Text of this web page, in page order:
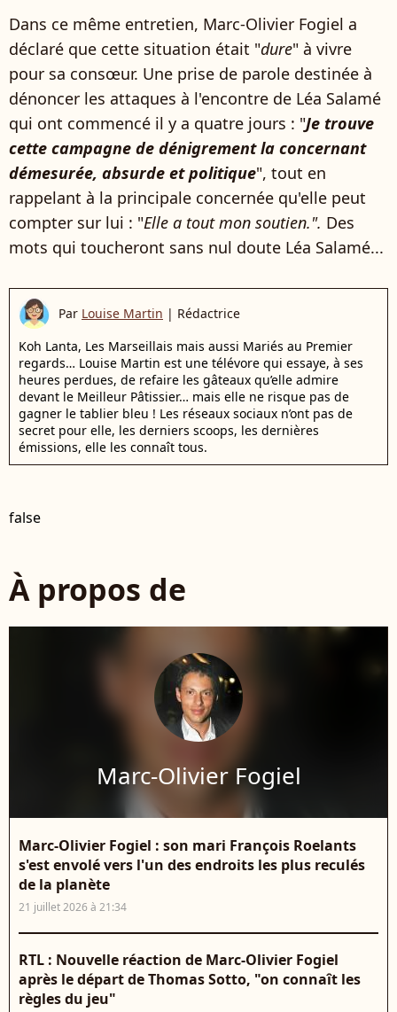
Dans ce même entretien, Marc-Olivier Fogiel a
déclaré que cette situation était "dure" à vivre
pour sa consœur. Une prise de parole destinée à
dénoncer les attaques à l'encontre de Léa Salamé
qui ont commencé il y a quatre jours : "Je trouve
cette campagne de dénigrement la concernant
démesurée, absurde et politique", tout en
rappelant à la principale concernée qu'elle peut
compter sur lui : "Elle a tout mon soutien.". Des
mots qui toucheront sans nul doute Léa Salamé...
Par Louise Martin | Rédactrice
Koh Lanta, Les Marseillais mais aussi Mariés au Premier
regards… Louise Martin est une télévore qui essaye, à ses
heures perdues, de refaire les gâteaux qu’elle admire
devant le Meilleur Pâtissier… mais elle ne risque pas de
gagner le tablier bleu ! Les réseaux sociaux n’ont pas de
secret pour elle, les derniers scoops, les dernières
émissions, elle les connaît tous.
false
À propos de
Marc-Olivier Fogiel
Marc-Olivier Fogiel : son mari François Roelants
s'est envolé vers l'un des endroits les plus reculés
de la planète
21 juillet 2026 à 21:34
RTL : Nouvelle réaction de Marc-Olivier Fogiel
après le départ de Thomas Sotto, "on connaît les
règles du jeu"